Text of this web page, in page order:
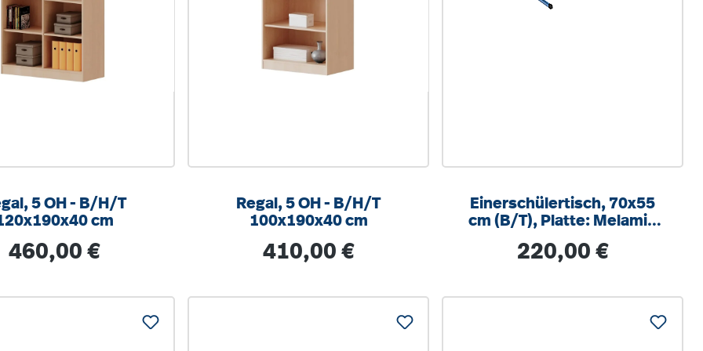
5 OH - B/H/T
cm
Regulärer Preis:
460,00 €
Regal, 5 OH - B/H/T
100x190x40 cm
Regulärer Preis:
410,00 €
Einerschülertisch, 70x55
cm (B/T), Platte: Melamin
58-82cm
Regulärer Preis:
220,00 €